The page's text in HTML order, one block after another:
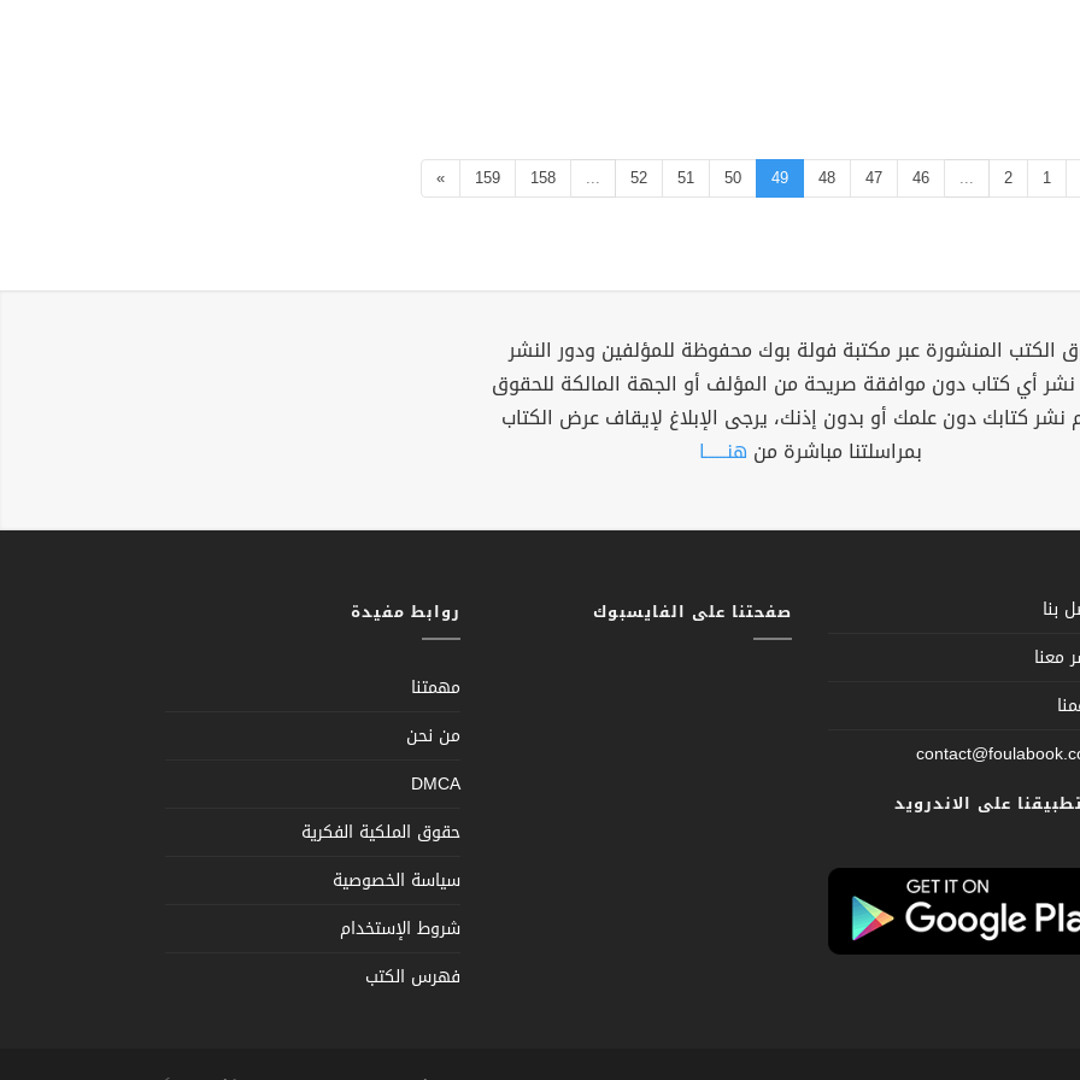
1
2
...
46
47
48
49
50
51
52
...
158
159
»
الكتب المنشورة عبر مكتبة فولة بوك محفوظة للمؤلفين ودور النشر
نشر أي كتاب دون موافقة صريحة من المؤلف أو الجهة المالكة للحقوق
نشر كتابك دون علمك أو بدون إذنك، يرجى الإبلاغ لإيقاف عرض الكتاب
بمراسلتنا مباشرة من هنــــــا
بنا
معنا
على الاندرويد
صفحتنا على الفايسبوك روابط مفيدة
مهمتنا
من نحن
DMCA
حقوق الملكية الفكرية
سياسة الخصوصية
شروط الإستخدام
فهرس الكتب